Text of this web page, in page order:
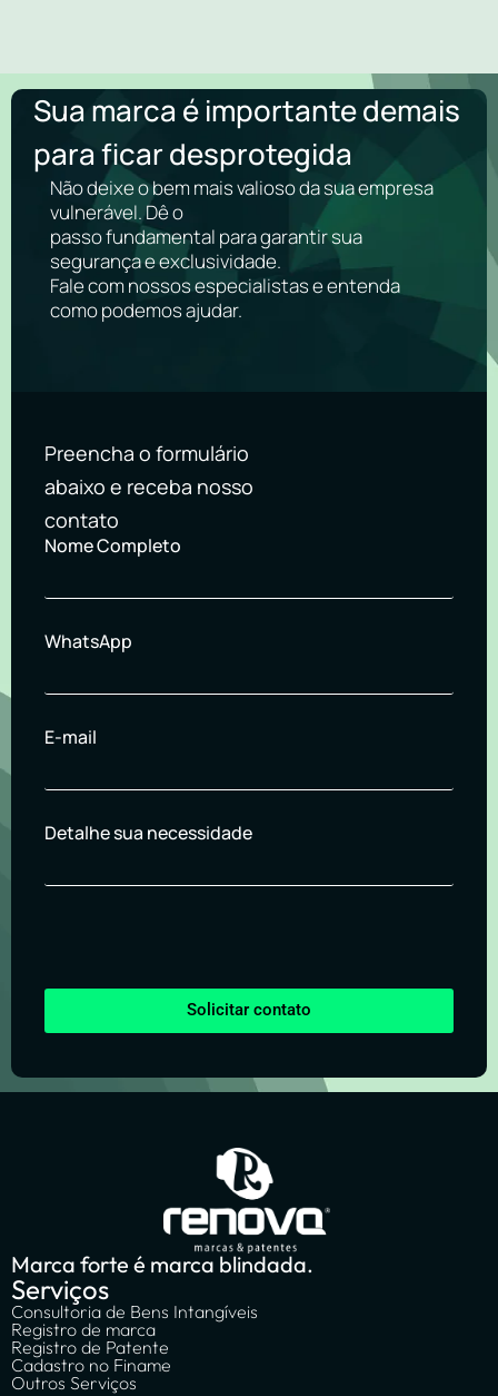
Sua marca é importante demais
para ficar desprotegida
Não deixe o bem mais valioso da sua empresa
vulnerável. Dê o
passo fundamental para garantir sua
segurança e exclusividade.
Fale com nossos especialistas e entenda
como podemos ajudar.
Preencha o formulário
abaixo e receba nosso
contato
Nome Completo
WhatsApp
E-mail
Detalhe sua necessidade
Solicitar contato
Marca forte é marca blindada.
Serviços
Consultoria de Bens Intangíveis
Registro de marca
Registro de Patente
Cadastro no Finame
Outros Serviços